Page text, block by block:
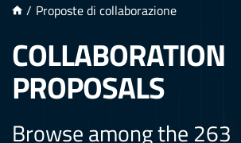
/ Proposte di collaborazione
COLLABORATION
PROPOSALS
Browse among the 263